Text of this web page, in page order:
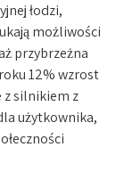
łodzi,
możliwości
przybrzeżna
12% wzrost
z silnikiem z
użytkownika,